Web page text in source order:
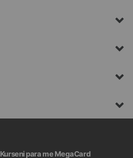
Kurseni para me MegaCard